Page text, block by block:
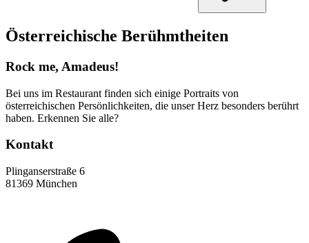
Österreichische Berühmtheiten
Rock me, Amadeus!
Bei uns im Restaurant finden sich einige Portraits von
österreichischen Persönlichkeiten, die unser Herz besonders berührt
haben. Erkennen Sie alle?
Kontakt
Plinganserstraße 6
81369 München